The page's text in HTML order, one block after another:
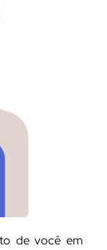
de você em